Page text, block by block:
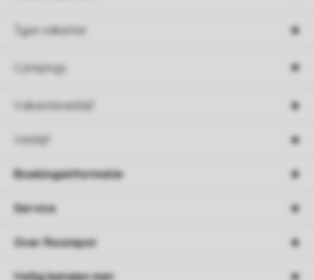
Type vakantie
Campings
Vakantieverblijf
Verblijf
Boekingsinformatie
Service
Over Roompot
Veilig betalen met